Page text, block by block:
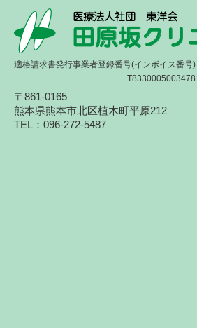
適格請求書発行事業者登録番号(インボイス番号)
T8330005003478
〒861-0165
熊本県熊本市北区植木町平原212
TEL：096-272-5487